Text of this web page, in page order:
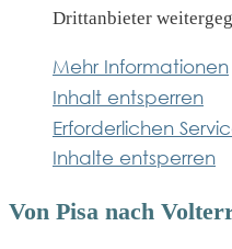
Drittanbieter
Mehr Informationen
Inhalt entsperren
Erforderlichen
Inhalte entsperren
Von Pisa nach